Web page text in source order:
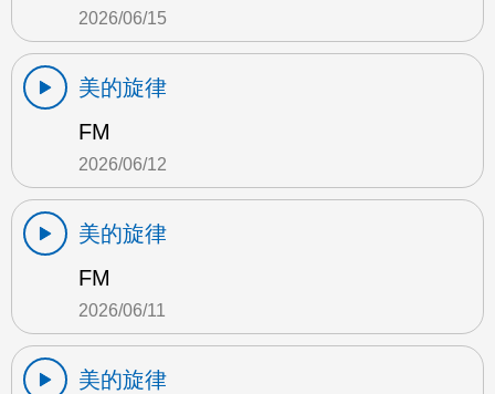
2026/06/15
美的旋律
FM
2026/06/12
美的旋律
FM
2026/06/11
美的旋律